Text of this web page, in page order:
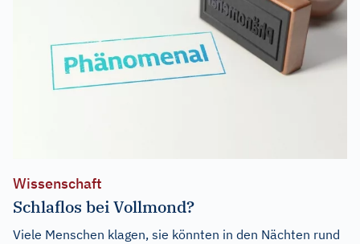
Wissenschaft
Schlaflos bei Vollmond?
Viele Menschen klagen, sie könnten in den Nächten rund